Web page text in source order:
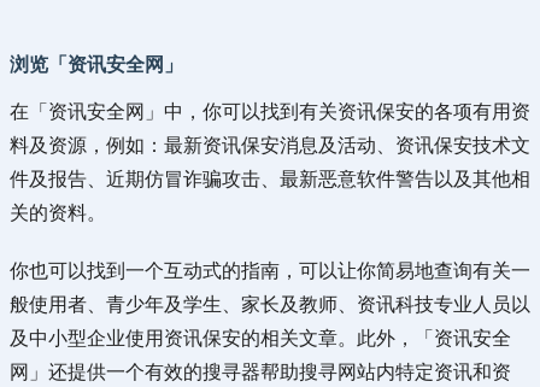
浏览「资讯安全网」
在「资讯安全网」中，你可以找到有关资讯保安的各项有用资
料及资源，例如：最新资讯保安消息及活动、资讯保安技术文
件及报告、近期仿冒诈骗攻击、最新恶意软件警告以及其他相
关的资料。
你也可以找到一个互动式的指南，可以让你简易地查询有关一
般使用者、青少年及学生、家长及教师、资讯科技专业人员以
及中小型企业使用资讯保安的相关文章。此外，「资讯安全
网」还提供一个有效的搜寻器帮助搜寻网站内特定资讯和资